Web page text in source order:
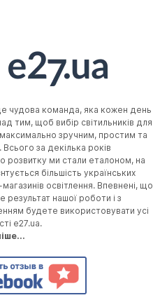
чудова команда, яка кожен день
тим, щоб вибір світильників для
зручним, простим та
за декілька років
розвитку ми стали еталоном, на
більшість українських
магазинів освітлення. Впевнені, що
результат нашої роботи і з
будете використовувати усі
e27.ua.